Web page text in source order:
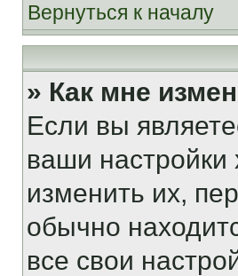
Вернуться к началу
» Как мне
Если вы
ваши
изменить их,
обычно
все свои